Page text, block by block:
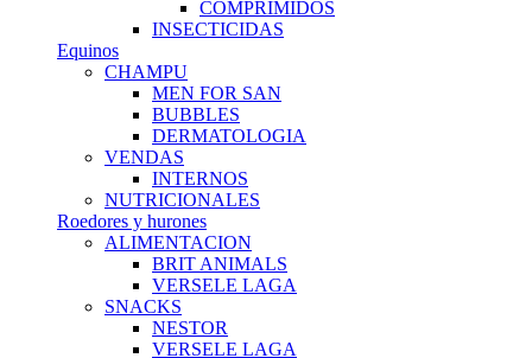
COMPRIMIDOS
INSECTICIDAS
Equinos
CHAMPU
MEN FOR SAN
BUBBLES
DERMATOLOGIA
VENDAS
INTERNOS
NUTRICIONALES
Roedores y hurones
ALIMENTACION
BRIT ANIMALS
VERSELE LAGA
SNACKS
NESTOR
VERSELE LAGA